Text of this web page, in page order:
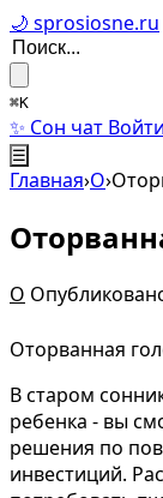
🌙 sprosiosne.ru
⌘K
✨ Сон чат Войти
☰
Главная›О›
О
Оторванная
В старом
ребенка - вы
решения по
инвестиций.